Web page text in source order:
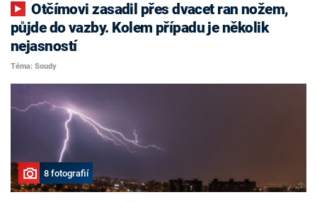
Otčímovi zasadil přes dvacet ran nožem,
půjde do vazby. Kolem případu je několik
nejasností
Téma: Soudy
8 fotografií